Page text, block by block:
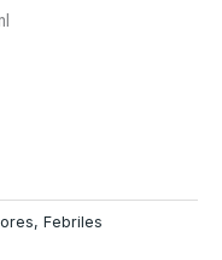
Febriles